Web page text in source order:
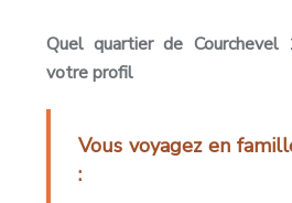
Quel quartier de Courchevel
votre profil
Vous voyagez en
: